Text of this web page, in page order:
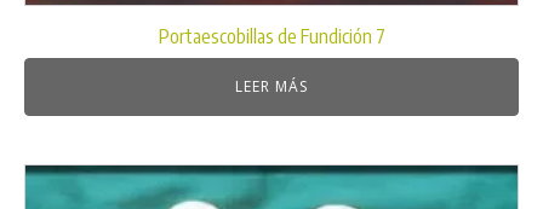
Portaescobillas de Fundición 7
LEER MÁS